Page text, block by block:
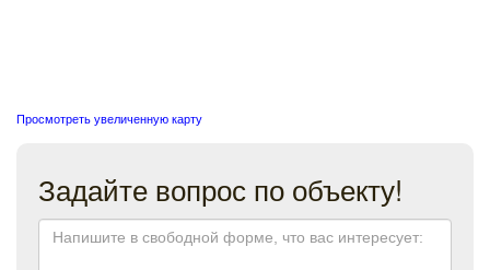
Просмотреть увеличенную карту
Задайте вопрос по объекту!